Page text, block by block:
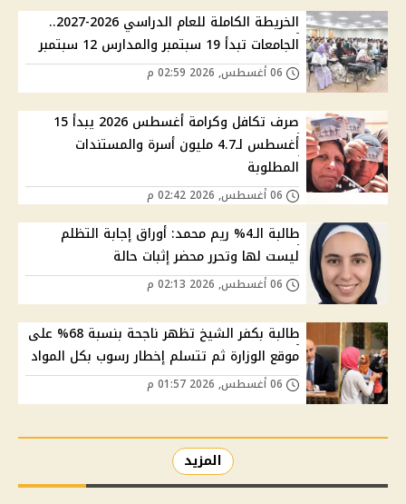
الخريطة الكاملة للعام الدراسي 2026-2027..
الجامعات تبدأ 19 سبتمبر والمدارس 12 سبتمبر
صرف تكافل وكرامة أغسطس 2026 يبدأ 15
أغسطس لـ4.7 مليون أسرة والمستندات
المطلوبة
طالبة الـ4% ريم محمد: أوراق إجابة التظلم
ليست لها وتحرر محضر إثبات حالة
طالبة بكفر الشيخ تظهر ناجحة بنسبة 68% على
موقع الوزارة ثم تتسلم إخطار رسوب بكل المواد
المزيد